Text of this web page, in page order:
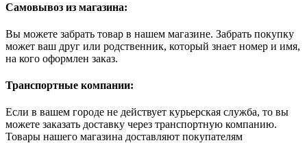
Самовывоз из магазина:
Вы можете забрать товар в нашем магазине. Забрать покупку
может ваш друг или родственник, который знает номер и имя,
на кого оформлен заказ.
Транспортные компании:
Если в вашем городе не действует курьерская служба, то вы
можете заказать доставку через транспортную компанию.
Товары нашего магазина доставляют покупателям